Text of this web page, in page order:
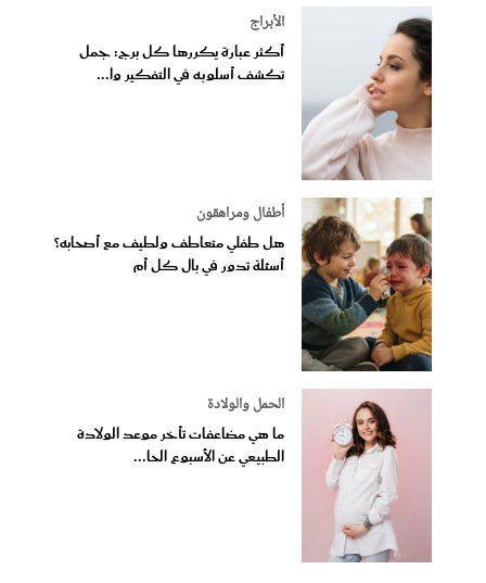
الأبراج
أكثر عبارة يكررها كل برج: جمل
تكشف أسلوبه في التفكير وا...
أطفال ومراهقون
هل طفلي متعاطف ولطيف مع أصحابه؟
أسئلة تدور في بال كل أم
الحمل والولادة
ما هي مضاعفات تأخر موعد الولادة
الطبيعي عن الأسبوع الحا...